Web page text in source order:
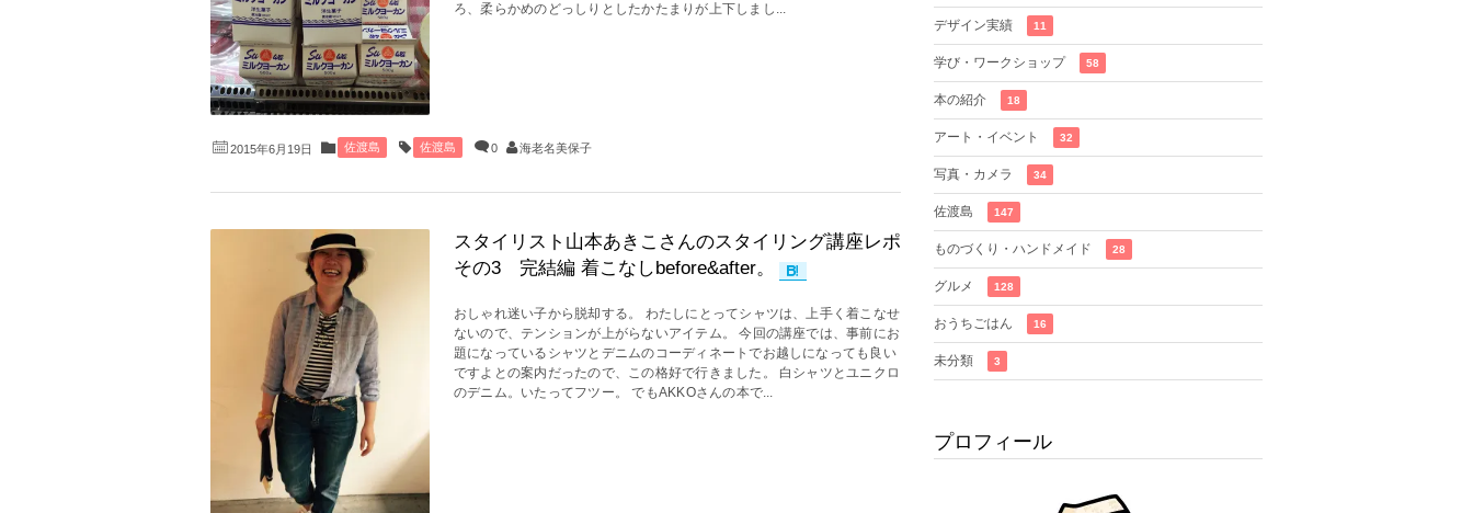
ろ、柔らかめのどっしりとしたかたまりが上下しまし...
2015年6月19日 佐渡島 佐渡島 0 海老名美保子
スタイリスト山本あきこさんのスタイリング講座レポ
その3 完結編 着こなしbefore&after。
おしゃれ迷い子から脱却する。 わたしにとってシャツは、上手く着こなせ
ないので、テンションが上がらないアイテム。 今回の講座では、事前にお
題になっているシャツとデニムのコーディネートでお越しになっても良い
ですよとの案内だったので、この格好で行きました。 白シャツとユニクロ
のデニム。いたってフツー。 でもAKKOさんの本で...
デザイン実績 11
学び・ワークショップ 58
本の紹介 18
アート・イベント 32
写真・カメラ 34
佐渡島 147
ものづくり・ハンドメイド 28
グルメ 128
おうちごはん 16
未分類 3
プロフィール